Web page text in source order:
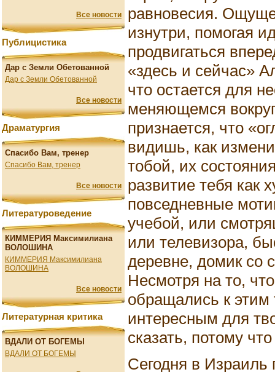
Все новости
Публицистика
Дар с Земли Обетованной
Дар с Земли Обетованной
Все новости
Драматургия
Спасибо Вам, тренер
Спасибо Вам, тренер
Все новости
Литературоведение
КИММЕРИЯ Максимилиана
ВОЛОШИНА
КИММЕРИЯ Максимилиана
ВОЛОШИНА
Все новости
Литературная критика
ВДАЛИ ОТ БОГЕМЫ
ВДАЛИ ОТ БОГЕМЫ
равновесия.
изнутри, помогая
продвигаться
«здесь и сейчас»
что остается для
меняющемся
признается, что
видишь, как
тобой, их
развитие тебя
повседневные
учебой, или
или телевизора,
деревне, домик со
Несмотря на то,
обращались к
интересным для
сказать, потому
Сегодня в Израиль